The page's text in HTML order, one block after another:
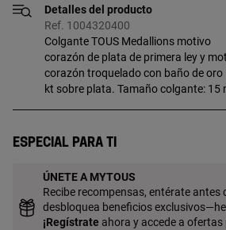
Detalles del producto
Ref. 1004320400
Colgante TOUS Medallions motivo
corazón de plata de primera ley y
corazón troquelado con baño de oro
kt sobre plata. Tamaño colgante: 15
baño de oro de 18 a 23 kt y 3 micras
mayor durabilidad de la joya.
Especial para ti
ÚNETE A MYTOUS
Recibe recompensas, entérate antes
desbloquea beneficios
¡Regístrate ahora y accede a ofertas